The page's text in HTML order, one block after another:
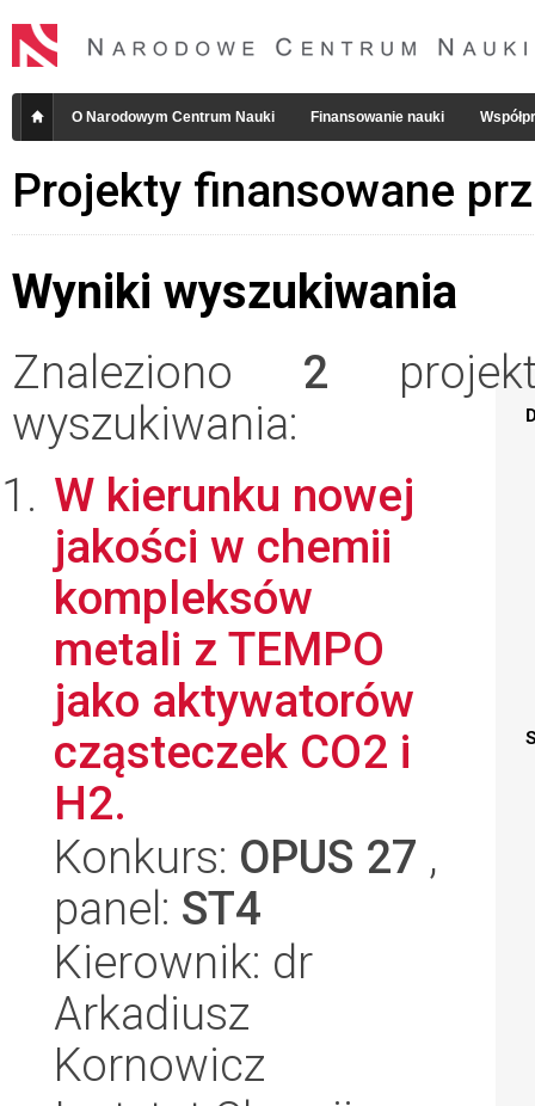
O Narodowym Centrum Nauki Finansowanie nauki
Projekty finansowane
Wyniki wyszukiwania
Znaleziono 2
wyszukiwania:
W kierunku nowej
jakości w chemii
kompleksów
metali z TEMPO
jako aktywatorów
cząsteczek CO2 i
H2.
Konkurs: OPUS 27 ,
panel: ST4
Kierownik: dr
Arkadiusz
Kornowicz